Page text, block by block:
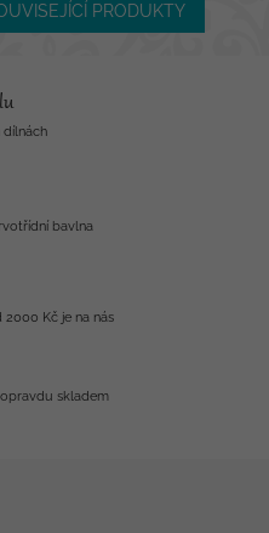
PRODUKTY
dílnách
bavlna
Kč je na nás
skladem